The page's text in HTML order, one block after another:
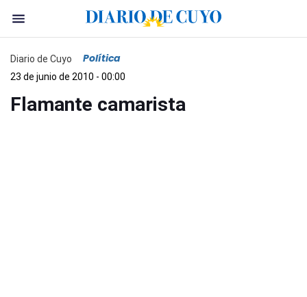
Diario de Cuyo Política
23 de junio de 2010 - 00:00
Flamante camarista